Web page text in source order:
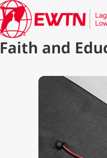
Faith and